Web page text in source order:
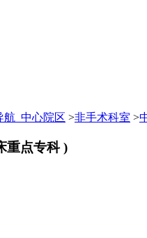
航_中心院区 >非手术科室 >
重点专科 )